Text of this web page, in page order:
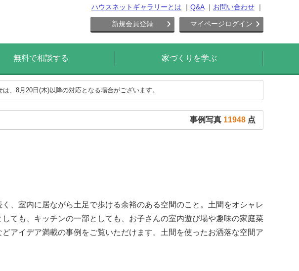
ハウスネットギャラリーとは Q&A お問い合わせ
新規会員登録 マイページログイン
無料で相談する 家づくりを学ぶ
、8月20日(木)以降の対応となる場合がございます。
事例写真 11948 点
、室内に居ながら土足で歩ける余裕のある空間のこと。土間をオシャレ
ても、キッチンの一部としても、お子さんの室内遊び場や趣味の家庭菜
アイデア満載の事例をご覧いただけます。土間を使ったお洒落な空間ア